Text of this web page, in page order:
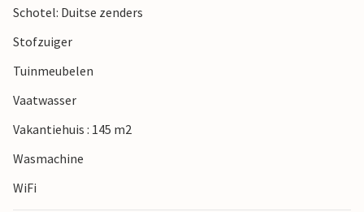
Veel plezier!
Schotel: Duitse zenders
Stofzuiger
Tuinmeubelen
Vaatwasser
Vakantiehuis : 145 m2
Wasmachine
WiFi